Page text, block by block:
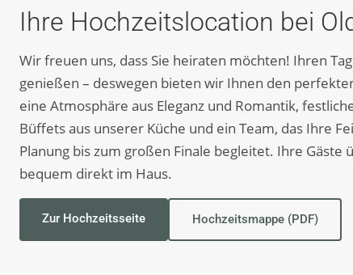
Ihre Hochzeitslocation bei
Wir freuen uns, dass Sie heiraten möchten! Ihren
genießen – deswegen bieten wir Ihnen den
eine Atmosphäre aus Eleganz und Romantik,
Büffets aus unserer Küche und ein Team, das Ihre
Planung bis zum großen Finale begleitet. Ihre Gäste
bequem direkt im Haus.
Zur Hochzeitsseite Hochzeitsmappe (PDF)